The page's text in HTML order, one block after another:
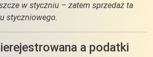
w styczniu – zatem sprzedaż ta
styczniowego.
a podatki